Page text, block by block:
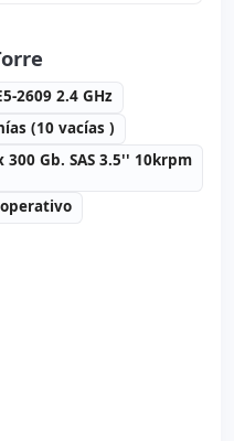
2609 2.4 GHz
(10 vacías )
300 Gb. SAS 3.5'' 10krpm
(Hotplug)